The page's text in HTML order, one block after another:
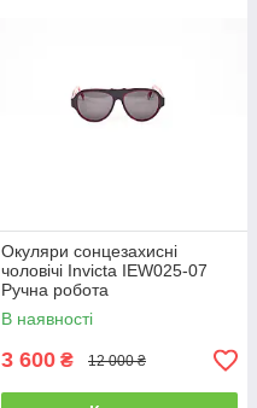
Окуляри сонцезахисні
чоловічі Invicta IEW025-07
Ручна робота
В наявності
3 600 ₴ 12 000 ₴